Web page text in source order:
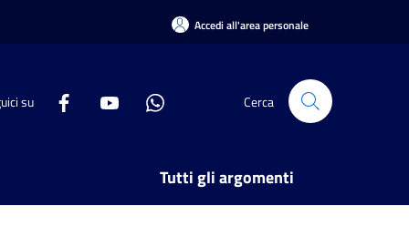
Accedi all'area personale
su Cerca
Tutti gli argomenti